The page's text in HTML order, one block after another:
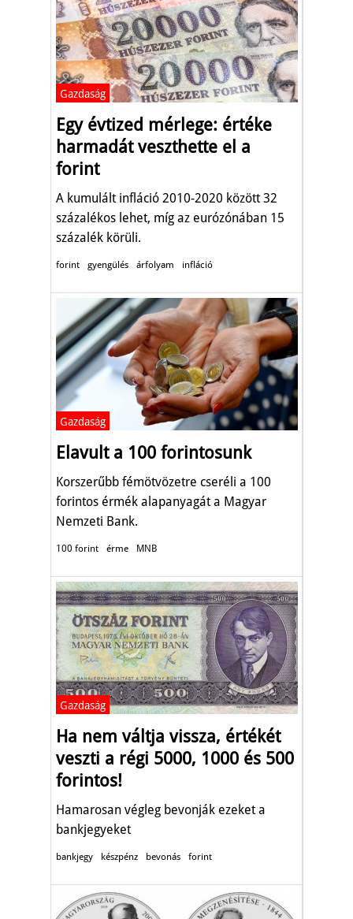
Gazdaság
Egy évtized mérlege: értéke
harmadát veszthette el a
forint
A kumulált infláció 2010-2020 között 32
százalékos lehet, míg az eurózónában 15
százalék körüli.
forint gyengülés árfolyam infláció
Gazdaság
Elavult a 100 forintosunk
Korszerűbb fémötvözetre cseréli a 100
forintos érmék alapanyagát a Magyar
Nemzeti Bank.
100 forint érme MNB
Gazdaság
Ha nem váltja vissza, értékét
veszti a régi 5000, 1000 és 500
forintos!
Hamarosan végleg bevonják ezeket a
bankjegyeket
bankjegy készpénz bevonás forint